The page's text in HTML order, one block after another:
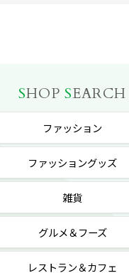
SHOP SEARCH
ファッション
ファッショングッズ
雑貨
グルメ＆フーズ
レストラン＆カフェ